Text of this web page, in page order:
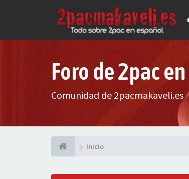
Foro de 2pac
Comunidad de 2pacmakaveli.es
Inicio